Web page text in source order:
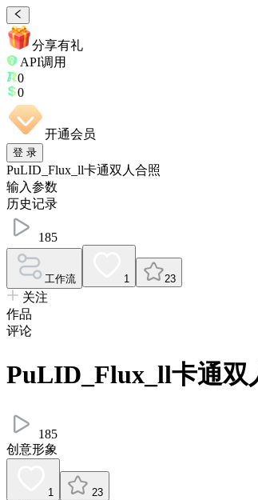
分享有礼
API调用
0
0
开通会员
登 录
PuLID_Flux_ll卡通双人合照
输入参数
历史记录
185
工作流 1 23
关注
作品
评论
PuLID_Flux_ll卡通双
185
创意形象
1 23